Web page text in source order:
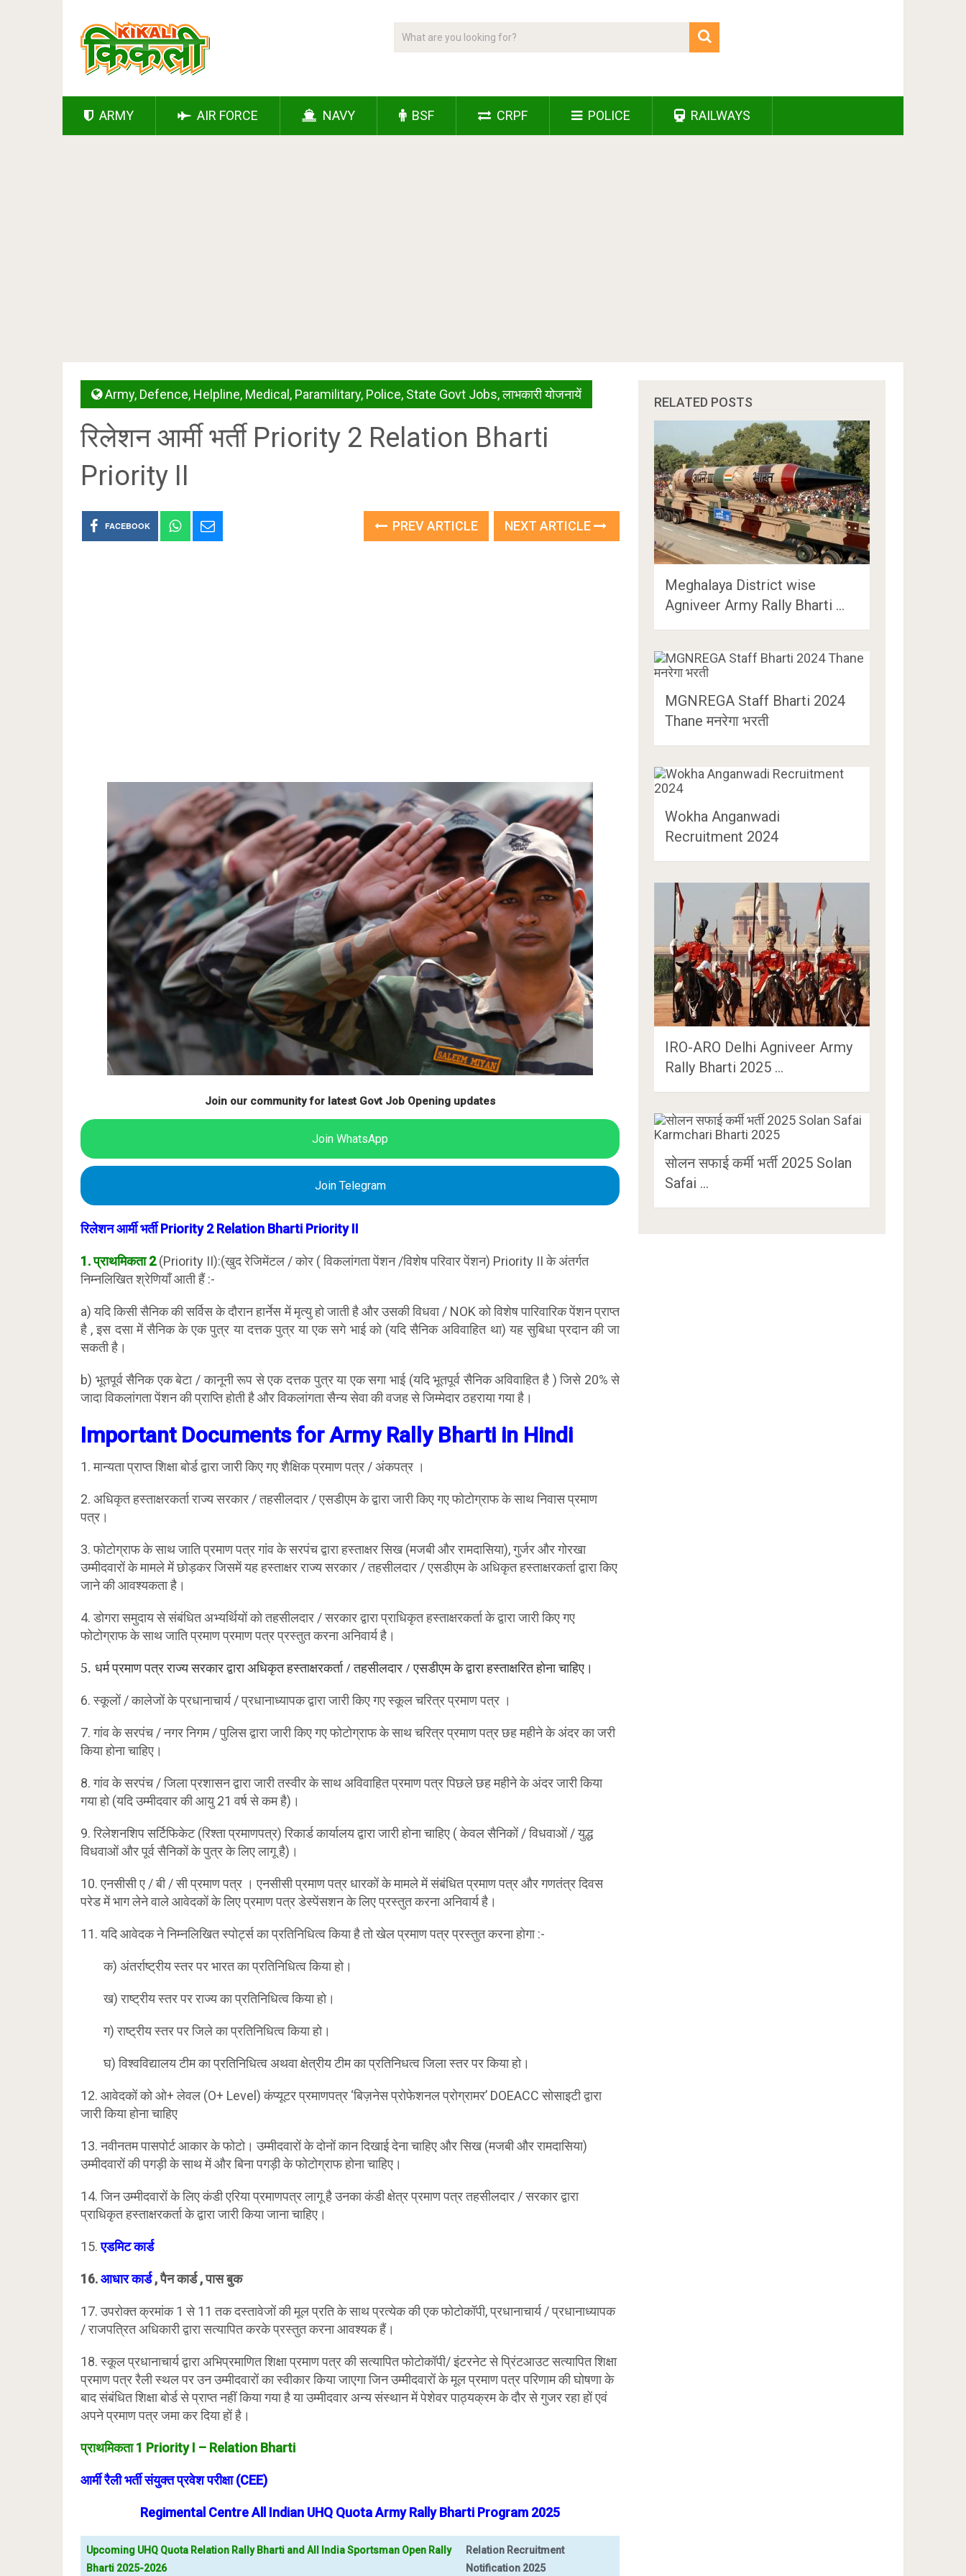
ARMY AIR FORCE NAVY BSF CRPF POLICE RAILWAYS
Army, Defence, Helpline, Medical , Paramilitary, Police, State Govt Jobs,लाभकारी योजनायें
रिलेशन आर्मी भर्ती Priority 2 Relation Bharti
Priority II
FACEBOOK PREV ARTICLE NEXT ARTICLE
Join our community for latest Govt Job Opening updates
Join WhatsApp
Join Telegram
रिलेशन आर्मी भर्ती Priority 2 Relation Bharti Priority II
1. प्राथमिकता 2(Priority II):(खुद रेजिमेंटल / कोर ( विकलांगता पेंशन /विशेष परिवार पेंशन) Priority II के अंतर्गत
निम्नलिखित श्रेणियाँ आती हैं :-
a) यदि किसी सैनिक की सर्विस के दौरान हार्नेस में मृत्यु हो जाती है और उसकी विधवा / NOK को विशेष पारिवारिक पेंशन प्राप्त
है , इस दसा में सैनिक के एक पुत्र या दत्तक पुत्र या एक सगे भाई को (यदि सैनिक अविवाहित था) यह सुबिधा प्रदान की जा
सकती है।
b) भूतपूर्व सैनिक एक बेटा / कानूनी रूप से एक दत्तक पुत्र या एक सगा भाई (यदि भूतपूर्व सैनिक अविवाहित है ) जिसे 20% से
जादा विकलांगता पेंशन की प्राप्ति होती है और विकलांगता सैन्य सेवा की वजह से जिम्मेदार ठहराया गया है।
Important Documents for Army Rally Bharti in Hindi
1. मान्यता प्राप्त शिक्षा बोर्ड द्वारा जारी किए गए शैक्षिक प्रमाण पत्र / अंकपत्र ।
2. अधिकृत हस्ताक्षरकर्ता राज्य सरकार / तहसीलदार / एसडीएम के द्वारा जारी किए गए फोटोग्राफ के साथ निवास प्रमाण
पत्र।
3. फोटोग्राफ के साथ जाति प्रमाण पत्र गांव के सरपंच द्वारा हस्ताक्षर सिख (मजबी और रामदासिया), गुर्जर और गोरखा
उम्मीदवारों के मामले में छोड़कर जिसमें यह हस्ताक्षर राज्य सरकार / तहसीलदार / एसडीएम के अधिकृत हस्ताक्षरकर्ता द्वारा किए
जाने की आवश्यकता है।
4. डोगरा समुदाय से संबंधित अभ्यर्थियों को तहसीलदार / सरकार द्वारा प्राधिकृत हस्ताक्षरकर्ता के द्वारा जारी किए गए
फोटोग्राफ के साथ जाति प्रमाण प्रमाण पत्र प्रस्तुत करना अनिवार्य है।
5. धर्मप्रमाणपत्रराज्यसरकारद्वाराअधिकृतहस्ताक्षरकर्ता/तहसीलदार /एसडीएमकेद्वाराहस्ताक्षरितहोनाचाहिए।
6. स्कूलों / कालेजों के प्रधानाचार्य / प्रधानाध्यापक द्वारा जारी किए गए स्कूल चरित्र प्रमाण पत्र ।
7. गांव के सरपंच / नगर निगम / पुलिस द्वारा जारी किए गए फोटोग्राफ के साथ चरित्र प्रमाण पत्र छह महीने के अंदर का जरी
किया होना चाहिए।
8. गांव के सरपंच / जिला प्रशासन द्वारा जारी तस्वीर के साथ अविवाहित प्रमाण पत्र पिछले छह महीने के अंदर जारी किया
गया हो (यदि उम्मीदवार की आयु 21 वर्ष से कम है)।
9. रिलेशनशिप सर्टिफिकेट (रिश्ता प्रमाणपत्र) रिकार्ड कार्यालय द्वारा जारी होना चाहिए ( केवल सैनिकों / विधवाओं / युद्ध
विधवाओं और पूर्व सैनिकों के पुत्र के लिए लागू है)।
10. एनसीसी ए / बी / सी प्रमाण पत्र । एनसीसी प्रमाण पत्र धारकों के मामले में संबंधित प्रमाण पत्र और गणतंत्र दिवस
परेड में भाग लेने वाले आवेदकों के लिए प्रमाण पत्र डेस्पेंसशन के लिए प्रस्तुत करना अनिवार्य है।
11. यदि आवेदक ने निम्नलिखित स्पोर्ट्स का प्रतिनिधित्व किया है तो खेल प्रमाण पत्र प्रस्तुत करना होगा :-
क) अंतर्राष्ट्रीय स्तर पर भारत का प्रतिनिधित्व किया हो।
ख) राष्ट्रीय स्तर पर राज्य का प्रतिनिधित्व किया हो।
ग) राष्ट्रीय स्तर पर जिले का प्रतिनिधित्व किया हो।
घ) विश्वविद्यालय टीम का प्रतिनिधित्व अथवा क्षेत्रीय टीम का प्रतिनिधत्व जिला स्तर पर किया हो।
12. आवेदकों को ओ+ लेवल (O+ Level) कंप्यूटर प्रमाणपत्र ‘बिज़नेस प्रोफेशनल प्रोग्रामर’ DOEACC सोसाइटी द्वारा
जारी किया होना चाहिए
13. नवीनतम पासपोर्ट आकार के फोटो। उम्मीदवारों के दोनों कान दिखाई देना चाहिए और सिख (मजबी और रामदासिया)
उम्मीदवारों की पगड़ी के साथ में और बिना पगड़ी के फोटोग्राफ होना चाहिए।
14. जिन उम्मीदवारों के लिए कंडी एरिया प्रमाणपत्र लागू है उनका कंडी क्षेत्र प्रमाण पत्र तहसीलदार / सरकार द्वारा
प्राधिकृत हस्ताक्षरकर्ता के द्वारा जारी किया जाना चाहिए।
15.एडमिट कार्ड
16.आधार कार्ड, पैन कार्ड , पास बुक
17. उपरोक्त क्रमांक 1 से 11 तक दस्तावेजों की मूल प्रति के साथ प्रत्येक की एक फोटोकॉपी, प्रधानाचार्य / प्रधानाध्यापक
/ राजपत्रित अधिकारी द्वारा सत्यापित करके प्रस्तुत करना आवश्यक हैं।
18. स्कूल प्रधानाचार्य द्वारा अभिप्रमाणित शिक्षा प्रमाण पत्र की सत्यापित फोटोकॉपी/ इंटरनेट से प्रिंटआउट सत्यापित शिक्षा
प्रमाण पत्र रैली स्थल पर उन उम्मीदवारों का स्वीकार किया जाएगा जिन उम्मीदवारों के मूल प्रमाण पत्र परिणाम की घोषणा के
बाद संबंधित शिक्षा बोर्ड से प्राप्त नहीं किया गया है या उम्मीदवार अन्य संस्थान में पेशेवर पाठ्यक्रम के दौर से गुजर रहा हों एवं
अपने प्रमाण पत्र जमा कर दिया हों है।
प्राथमिकता 1 Priority I – Relation Bharti
आर्मी रैली भर्ती संयुक्त प्रवेश परीक्षा (CEE)
Regimental Centre All Indian UHQ Quota Army Rally Bharti Program 2025
Upcoming UHQ Quota Relation Rally Bharti and All India Sportsman Open Rally
Bharti 2025-2026
Relation Recruitment
Notification 2025
RELATED POSTS
Meghalaya District wise
Agniveer Army Rally Bharti …
MGNREGA Staff Bharti 2024
Thane मनरेगा भरती
Wokha Anganwadi
Recruitment 2024
IRO-ARO Delhi Agniveer Army
Rally Bharti 2025 …
सोलन सफाई कर्मी भर्ती 2025 Solan
Safai …